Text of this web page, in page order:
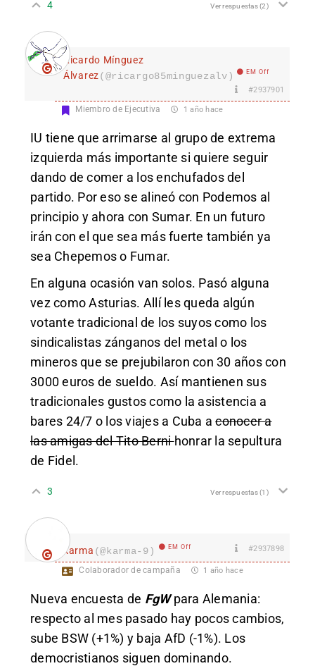
4 Ver respuestas(2)
Ricardo Mínguez
Álvarez(@ricargo85minguezalv) EM Off
#2937901
Miembro de Ejecutiva 1 año hace
IU tiene que arrimarse al grupo de extrema
izquierda más importante si quiere seguir
dando de comer a los enchufados del
partido. Por eso se alineó con Podemos al
principio y ahora con Sumar. En un futuro
irán con el que sea más fuerte también ya
sea Chepemos o Fumar.
En alguna ocasión van solos. Pasó alguna
vez como Asturias. Allí les queda algún
votante tradicional de los suyos como los
sindicalistas zánganos del metal o los
mineros que se prejubilaron con 30 años con
3000 euros de sueldo. Así mantienen sus
tradicionales gustos como la asistencia a
bares 24/7 o los viajes a Cuba aconocer a
las amigas del Tito Bernihonrar la sepultura
de Fidel.
3 Ver respuestas(1)
karma (@karma-9) EM Off #2937898
Colaborador de campaña 1 año hace
Nueva encuesta de FgWpara Alemania:
respecto al mes pasado hay pocos cambios,
sube BSW (+1%) y baja AfD (-1%). Los
democristianos siguen dominando.